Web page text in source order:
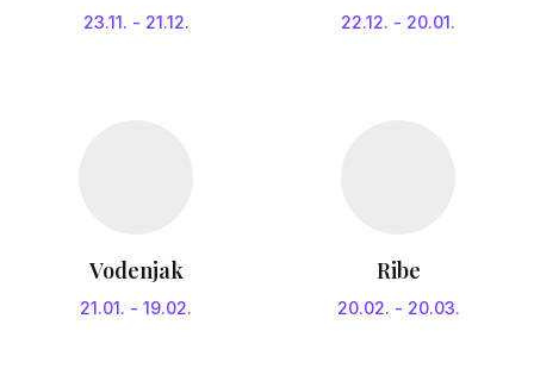
23.11. - 21.12. 22.12. - 20.01.
Vodenjak
21.01. - 19.02.
Ribe
20.02. - 20.03.